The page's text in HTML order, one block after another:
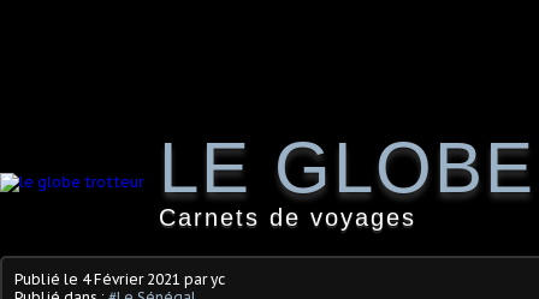
LE
Carnets de voyages
Publié le 4 Février 2021 par yc